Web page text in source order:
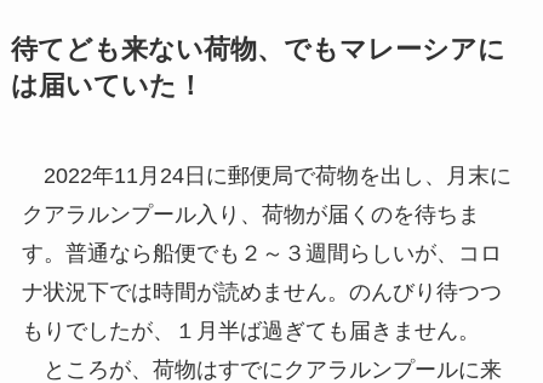
待てども来ない荷物、でもマレーシアに
は届いていた！
2022年11月24日に郵便局で荷物を出し、月末に
クアラルンプール入り、荷物が届くのを待ちま
す。普通なら船便でも２～３週間らしいが、コロ
ナ状況下では時間が読めません。のんびり待つつ
もりでしたが、１月半ば過ぎても届きません。
ところが、荷物はすでにクアラルンプールに来